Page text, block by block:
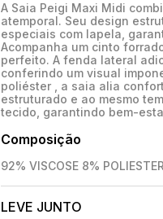
A Saia Peigi Maxi Midi
atemporal. Seu design
especiais com lapela,
Acompanha um cinto
perfeito. A fenda lateral
conferindo um visual
poliéster , a saia alia
estruturado e ao mesmo
tecido, garantindo bem-
Composição
92% VISCOSE 8% POLIESTER
LEVE JUNTO